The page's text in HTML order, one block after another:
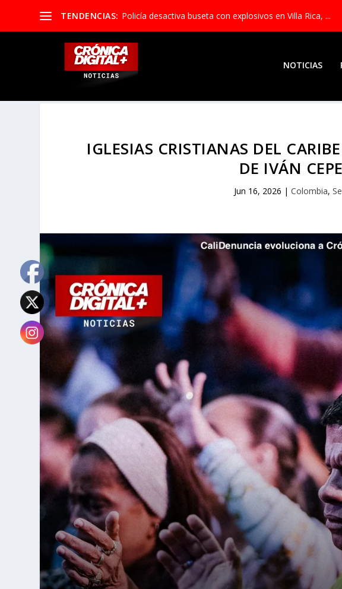
TENDENCIAS: Policía desactiva buseta con explosivos en Villa Rica, ...
NOTICIAS
IGLESIAS CRISTIANAS DEL
DE IVÁN
Jun 16, 2026 | Colombia,